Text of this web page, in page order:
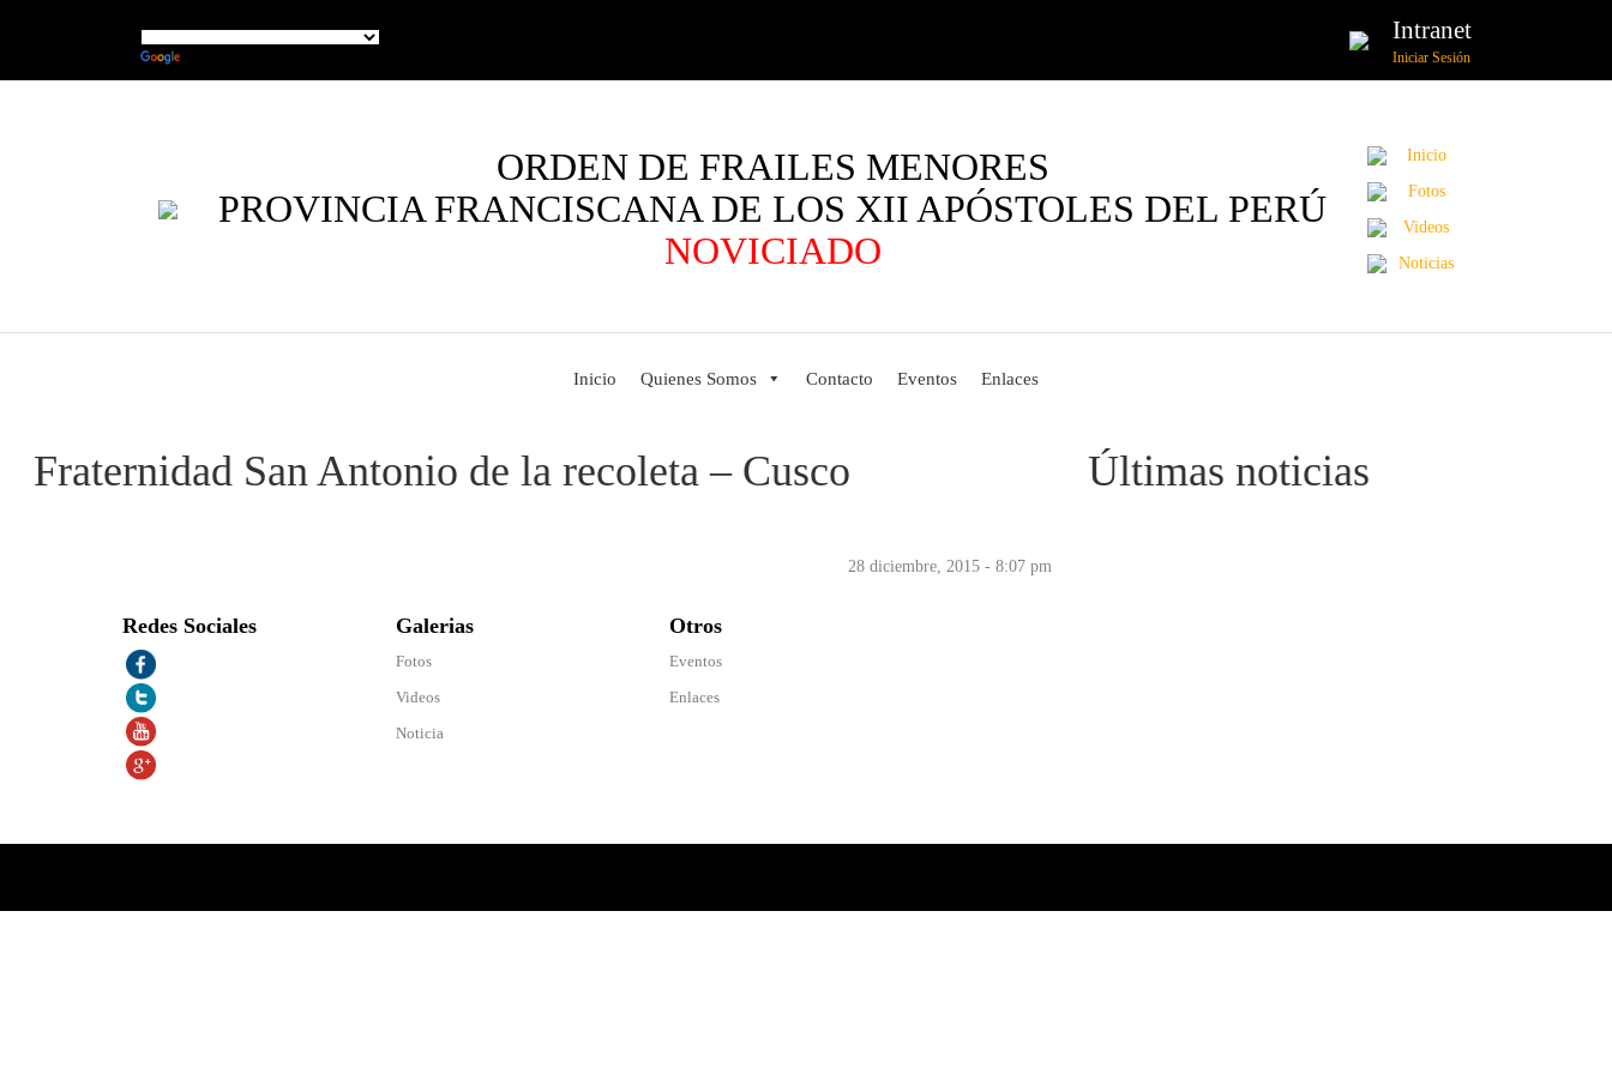
Intranet
Iniciar Sesión
ORDEN DE FRAILES MENORES
PROVINCIA FRANCISCANA DE LOS XII APÓSTOLES DEL PERÚ
NOVICIADO
Inicio
Fotos
Videos
Noticias
Inicio Quienes Somos Contacto Eventos Enlaces
Fraternidad San Antonio de la recoleta – Cusco
28 diciembre, 2015 - 8:07 pm
Últimas noticias
Redes Sociales Galerias
Fotos
Videos
Noticia
Otros
Eventos
Enlaces